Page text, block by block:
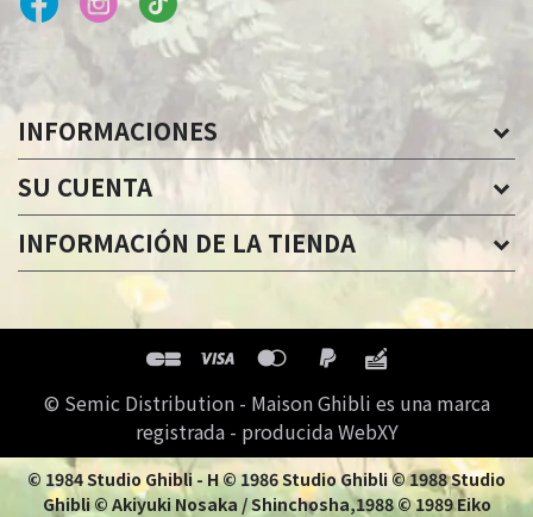
INFORMACIONES
SU CUENTA
INFORMACIÓN DE LA TIENDA
© Semic Distribution - Maison Ghibli es una marca
registrada - producida WebXY
© 1984 Studio Ghibli - H © 1986 Studio Ghibli © 1988 Studio
Ghibli © Akiyuki Nosaka / Shinchosha,1988 © 1989 Eiko